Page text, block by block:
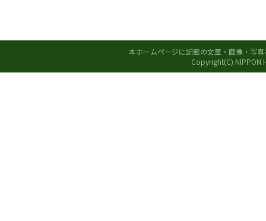
本ホームページに記載の文章・画像・写
Copyright(C) NIPPON